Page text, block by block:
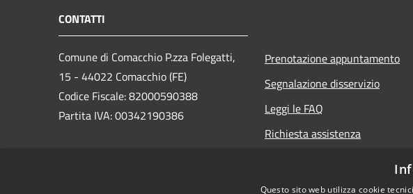
CONTATTI
Comune di Comacchio P.zza Folegatti,
15 - 44022 Comacchio (FE)
Codice Fiscale: 82000590388
Partita IVA: 00342190386
comune.comacchio@cert.comune.comacchio.fe.it
Prenotazione appuntamento
Segnalazione disservizio
Leggi le FAQ
Richiesta assistenza
Questo sito web utilizza cookie